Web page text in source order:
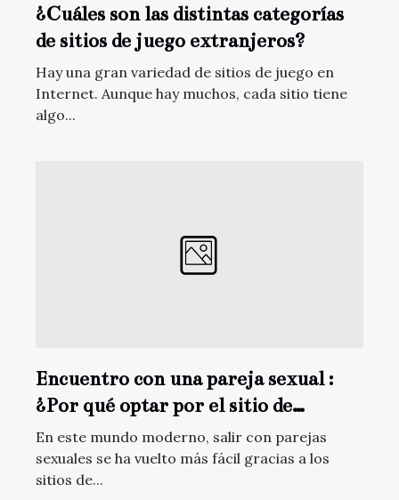
¿Cuáles son las distintas categorías
de sitios de juego extranjeros?
Hay una gran variedad de sitios de juego en
Internet. Aunque hay muchos, cada sitio tiene
algo...
Encuentro con una pareja sexual :
¿Por qué optar por el sitio de
Contactos Rápidos ?
En este mundo moderno, salir con parejas
sexuales se ha vuelto más fácil gracias a los
sitios de...